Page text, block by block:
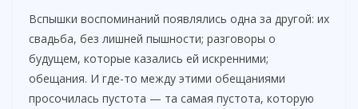
Вспышки воспоминаний появлялись одна за другой: их
свадьба, без лишней пышности; разговоры о
будущем, которые казались ей искренними;
обещания. И где-то между этими обещаниями
просочилась пустота — та самая пустота, которую